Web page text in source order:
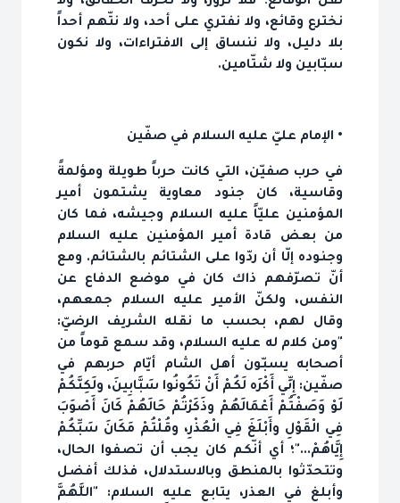
نخترع وقائع، ولا نفتري على أحد، ولا نتّهم أحداً
بلا دليل، ولا ننساق إلى الافتراءات، ولا نكون
سبّابين ولا شتّامين.
• الإمام عليّ عليه السلام في صفّين
في حرب صفيّن، التي كانت حرباً طويلة ومؤلمةً
وقاسية، كان جنود معاوية يشتمون أمير
المؤمنين عليّاً عليه السلام وجيشه، فما كان
من بعض قادة أمير المؤمنين عليه السلام
وجنوده إلّا أن ردّوا على الشتائم بالشتائم. ومع
أنّ تصرّفهم ذاك كان في موضع الدفاع عن
النفس، ولكنّ الأمير عليه السلام جمعهم،
وقال لهم، بحسب ما نقله الشريف الرضيّ:
"ومن كلام له عليه السلام، وقد سمع قوماً من
أصحابه يسبّون أهل الشام أيّام حربهم في
صفّين: إِنِّي أَكْرَه لَكُمْ أَنْ تَكُونُوا سَبَّابِينَ، ولَكِنَّكُمْ
لَوْ وَصَفْتُمْ أَعْمَالَهُمْ وذَكَرْتُمْ حَالَهُمْ كَانَ أَصْوَبَ
فِي الْقَوْلِ وأَبْلَغَ فِي الْعُذْرِ، وقُلْتُمْ مَكَانَ سَبِّكُمْ
إِيَّاهُمْ..."؛ أي أنّكم كان يجب أن تصفوا الحال،
وتتحدّثوا بالمنطق وبالاستدلال، فذلك أفضل
وأبلغ في العذر، يتابع عليه السلام: "اللَّهُمَّ